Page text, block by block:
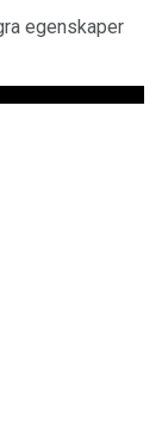
egenskaper